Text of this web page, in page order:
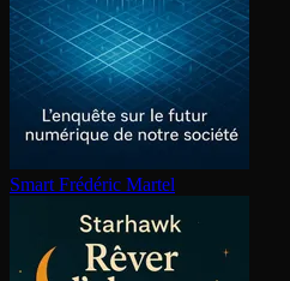
Smart Frédéric Martel